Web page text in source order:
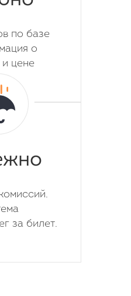
по базе
о
и цене
за билет.